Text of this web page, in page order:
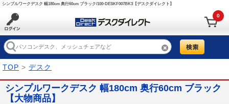
シンプルワークデスク 幅180cm 奥行60cm ブラック/100-DESKF007BK3【デスクダイレクト】
0
TOP > デスク
シンプルワークデスク 幅180cm 奥行60cm ブラック
【大物商品】